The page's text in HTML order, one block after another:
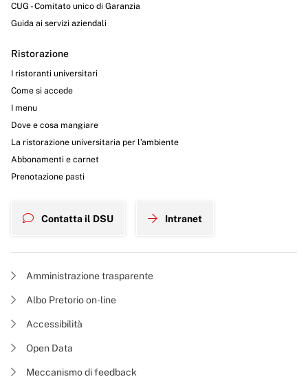
CUG - Comitato unico di Garanzia
Guida ai servizi aziendali
Ristorazione
I ristoranti universitari
Come si accede
I menu
Dove e cosa mangiare
La ristorazione universitaria per l’ambiente
Abbonamenti e carnet
Prenotazione pasti
Contatta il DSU Intranet
Amministrazione trasparente
Albo Pretorio on-line
Accessibilità
Open Data
Meccanismo di feedback